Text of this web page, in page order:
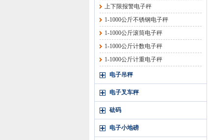
上下限报警电子秤
1-1000公斤不锈钢电子秤
1-1000公斤滚筒电子秤
1-1000公斤计数电子秤
1-1000公斤计重电子秤
电子吊秤
电子叉车秤
砝码
电子小地磅